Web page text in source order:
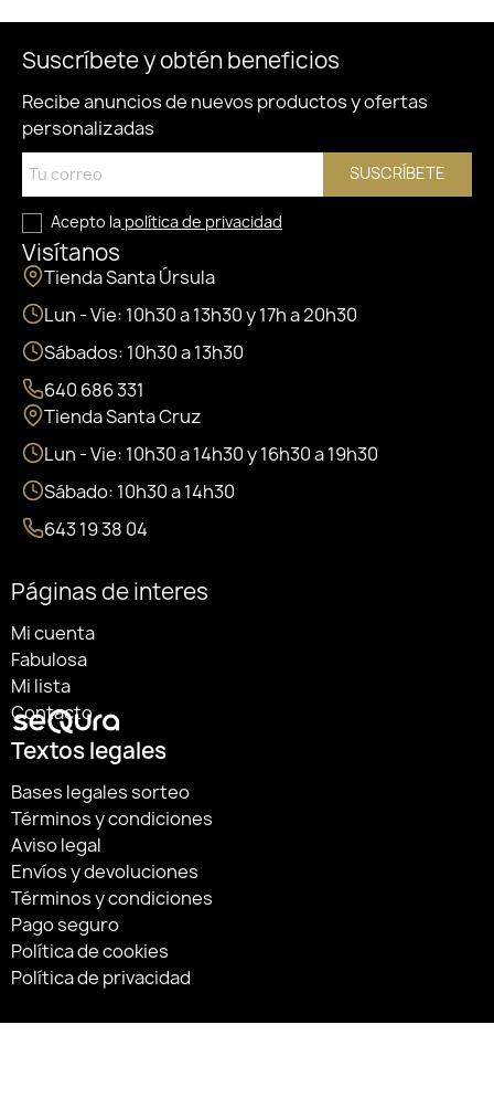
Suscríbete y obtén beneficios
Recibe anuncios de nuevos productos y ofertas
personalizadas
SUSCRÍBETE
Acepto la política de privacidad
Visítanos
Tienda Santa Úrsula
Lun - Vie: 10h30 a 13h30 y 17h a 20h30
Sábados: 10h30 a 13h30
640 686 331
Tienda Santa Cruz
Lun - Vie: 10h30 a 14h30 y 16h30 a 19h30
Sábado: 10h30 a 14h30
643 19 38 04
Páginas de interes
Mi cuenta
Fabulosa
Mi lista
Contacto
Textos legales
Bases legales sorteo
Términos y condiciones
Aviso legal
Envíos y devoluciones
Términos y condiciones
Pago seguro
Política de cookies
Política de privacidad